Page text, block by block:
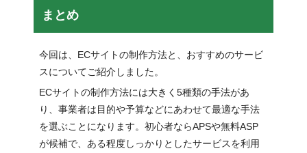
まとめ
今回は、ECサイトの制作方法と、おすすめのサービ
スについてご紹介しました。
ECサイトの制作方法には大きく5種類の手法があ
り、事業者は目的や予算などにあわせて最適な手法
を選ぶことになります。初心者ならAPSや無料ASP
が候補で、ある程度しっかりとしたサービスを利用